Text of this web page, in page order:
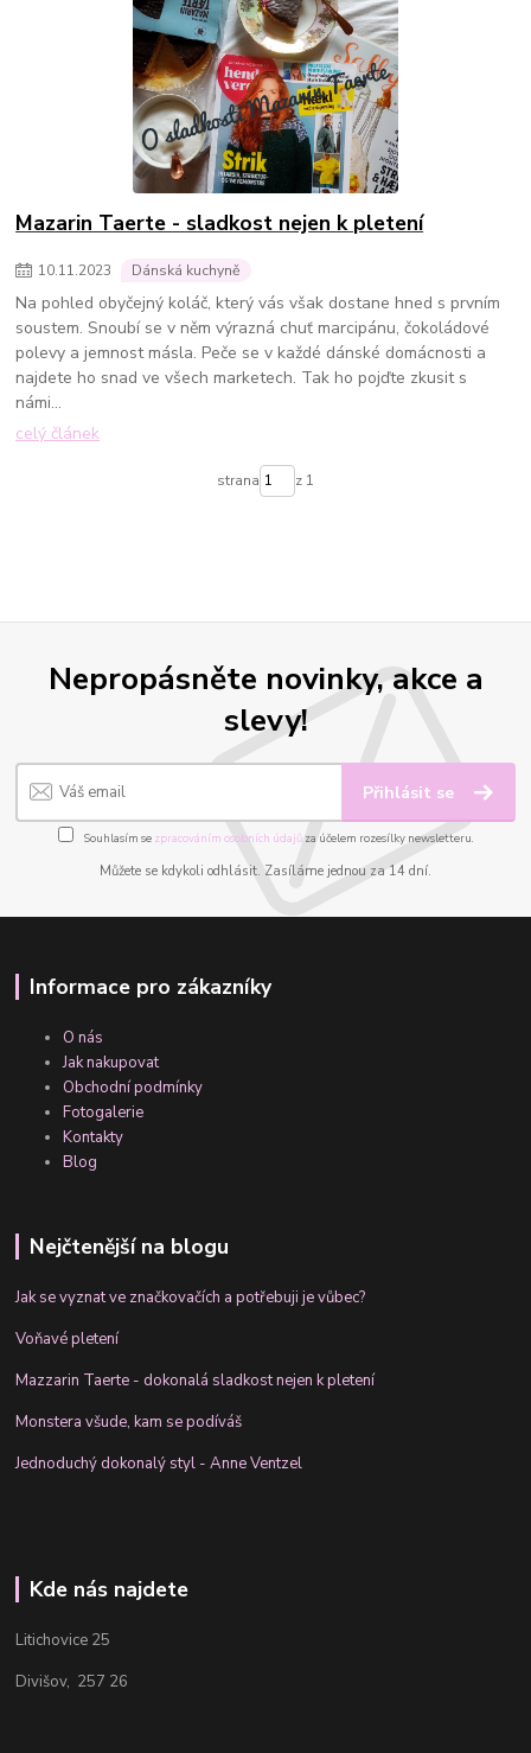
Mazarin Taerte - sladkost nejen k pletení
10.11.2023 Dánská kuchyně
Na pohled obyčejný koláč, který vás však dostane hned s prvním
soustem. Snoubí se v něm výrazná chuť marcipánu, čokoládové
polevy a jemnost másla. Peče se v každé dánské domácnosti a
najdete ho snad ve všech marketech. Tak ho pojďte zkusit s
námi...
celý článek
strana z 1
Nepropásněte novinky, akce a
slevy!
Přihlásit se
Souhlasím se zpracováním osobních údajůza účelem rozesílky newsletteru.
Můžete se kdykoli odhlásit. Zasíláme jednou za 14 dní.
Informace pro zákazníky
O nás
Jak nakupovat
Obchodní podmínky
Fotogalerie
Kontakty
Blog
Nejčtenější na blogu
Jak se vyznat ve značkovačích a potřebuji je vůbec?
Voňavé pletení
Mazzarin Taerte - dokonalá sladkost nejen k pletení
Monstera všude, kam se podíváš
Jednoduchý dokonalý styl - Anne Ventzel
Kde nás najdete
Litichovice 25
Divišov, 257 26